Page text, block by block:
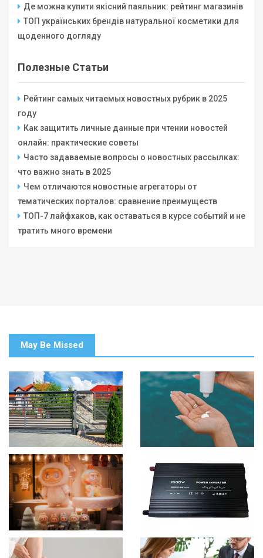
Де можна купити якісний паяльник: рейтинг магазинів
ТОП українських брендів натуральної косметики для
щоденного догляду
Полезные Статьи
Рейтинг самых читаемых новостных рубрик в 2025
году
Как защитить личные данные при чтении новостей
онлайн: практические советы
Часто задаваемые вопросы о новостных рассылках:
что важно знать в 2025
Чем отличаются новостные агрегаторы от
тематических порталов: сравнение преимуществ
ТОП-7 лайфхаков, как оставаться в курсе событий и не
тратить много времени
May Be Missed